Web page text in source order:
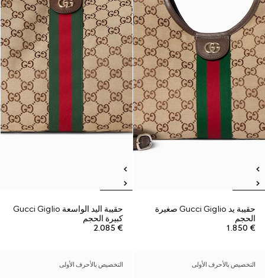
حقيبة يد Gucci Giglio صغيرة
الحجم
€ 1.850
حقيبة اليد الواسعة Gucci Giglio
كبيرة الحجم
€ 2.085
التخصيص بالأحرف الأولى التخصيص بالأحرف الأولى